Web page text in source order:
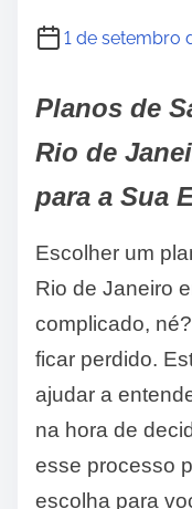
1 de setembro
Planos de
Rio de
para a Sua
Escolher um
Rio de Janeiro
complicado,
ficar perdido.
ajudar a
na hora de
esse processo
escolha para